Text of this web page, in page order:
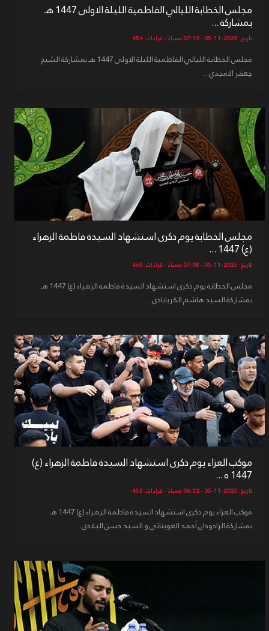
مجلس الخطابة الليالي الفاطمية الليلة الاولى 1447 هـ
بمشاركة ...
تاريخ: 2025-11-05 - 07:19 مساءً - قراءات: 454
مجلس الخطابة الليالي الفاطمية الليلة الاولى 1447 هـ بمشاركة الشيخ
جعفر الامجدي...
مجلس الخطابة يوم ذكرى استشهاد السيدة فاطمة الزهراء
(ع) 1447 ...
تاريخ: 2025-11-05 - 07:08 مساءً - قراءات: 468
مجلس الخطابة يوم ذكرى استشهاد السيدة فاطمة الزهراء (ع) 1447 هـ
بمشاركة السيد هاشم الكربابادي...
موكب العزاء يوم ذكرى استشهاد السيدة فاطمة الزهراء (ع)
1447 ه ...
تاريخ: 2025-11-05 - 06:32 مساءً - قراءات: 458
موكب العزاء يوم ذكرى استشهاد السيدة فاطمة الزهراء (ع) 1447 هـ
بمشاركة الرادودان أحمد العويناتي و السيد حسن البلادي...